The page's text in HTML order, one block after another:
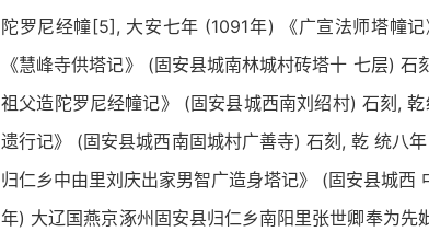
陀罗尼经幢[5], 大安七年 (1091年) 《广宣法师塔幢记
《慧峰寺供塔记》 (固安县城南林城村砖塔十 七层)
祖父造陀罗尼经幢记》 (固安县城西南刘绍村) 石刻,
遗行记》 (固安县城西南固城村广善寺) 石刻, 乾 统八
归仁乡中由里刘庆出家男智广造身塔记》 (固安县城西
年) 大辽国燕京涿州固安县归仁乡南阳里张世卿奉为先